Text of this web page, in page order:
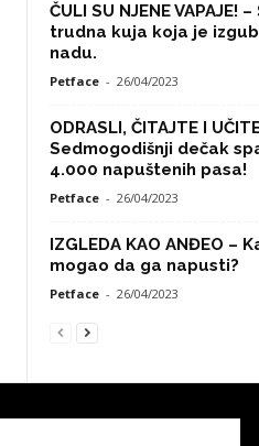
ČULI SU NJENE VAPAJE!
trudna kuja koja je
nadu.
Petface - 26/04/2023
ODRASLI, ČITAJTE I
Sedmogodišnji dečak
4.000 napuštenih pasa!
Petface - 26/04/2023
IZGLEDA KAO ANĐEO –
mogao da ga napusti?
Petface - 26/04/2023